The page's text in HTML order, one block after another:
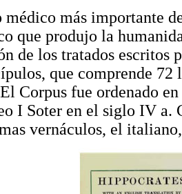
más importante
que produjo la
de los tratados escritos
que comprende
Corpus fue ordenado
I Soter en el siglo IV a.
vernáculos, el